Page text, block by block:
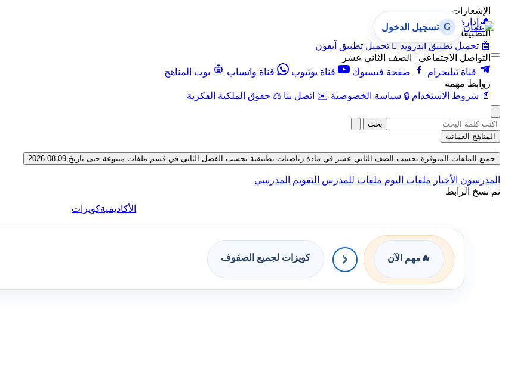
الإشعارات
🔔 إدارة الإشعارات
التطبيقات
🤖 تحميل تطبيق أندرويد  تحميل تطبيق آيفون
التواصل الاجتماعي | الصف الثاني عشر
قناة تيليجرام
صفحة فيسبوك قناة يوتيوب قناة واتساب
بوت المناهج
روابط مهمة
📄 شروط الاستخدام 🔒 سياسة الخصوصية ✉️ اتصل بنا ⚖️ حقوق الملكية الفكرية
G تسجيل الدخول
بحث
المناهج العمانية
جميع الملفات المتوفرة بحسب الصف الثاني عشر في مادة رياضيات تطبيقية بحسب الفصل الثاني في قسم ملفات متنوعة حتى تاريخ 09-08-2026
المدرسون الأخبار ملفات اليوم ملفات للمدرس التقويم المدرسي
تم نسخ الرابط
الأكاديميةكويزات
🔥 مهم الآن كويزات لجميع الصفوف